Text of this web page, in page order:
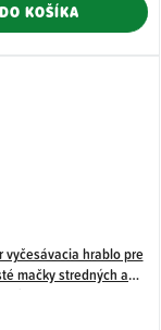
DO KOŠÍKA
vyčesávacia hrablo pre
mačky stredných a